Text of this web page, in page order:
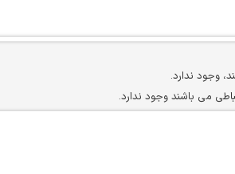
وجود ندارد.
سایت وجود ندارد.